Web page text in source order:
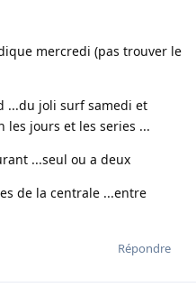
mercredi (pas trouver le
...du joli surf samedi et
les jours et les series ...
...seul ou a deux
de la centrale ...entre
Répondre